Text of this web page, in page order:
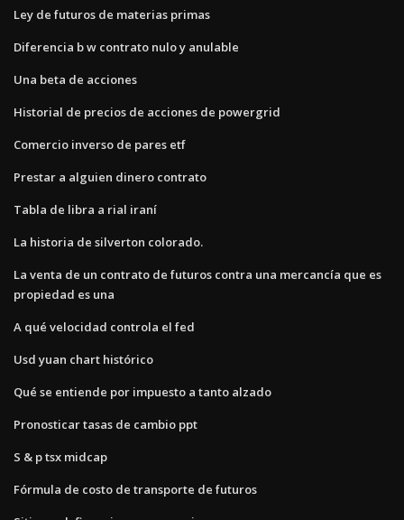
Ley de futuros de materias primas
Diferencia b w contrato nulo y anulable
Una beta de acciones
Historial de precios de acciones de powergrid
Comercio inverso de pares etf
Prestar a alguien dinero contrato
Tabla de libra a rial iraní
La historia de silverton colorado.
La venta de un contrato de futuros contra una mercancía que es
propiedad es una
A qué velocidad controla el fed
Usd yuan chart histórico
Qué se entiende por impuesto a tanto alzado
Pronosticar tasas de cambio ppt
S & p tsx midcap
Fórmula de costo de transporte de futuros